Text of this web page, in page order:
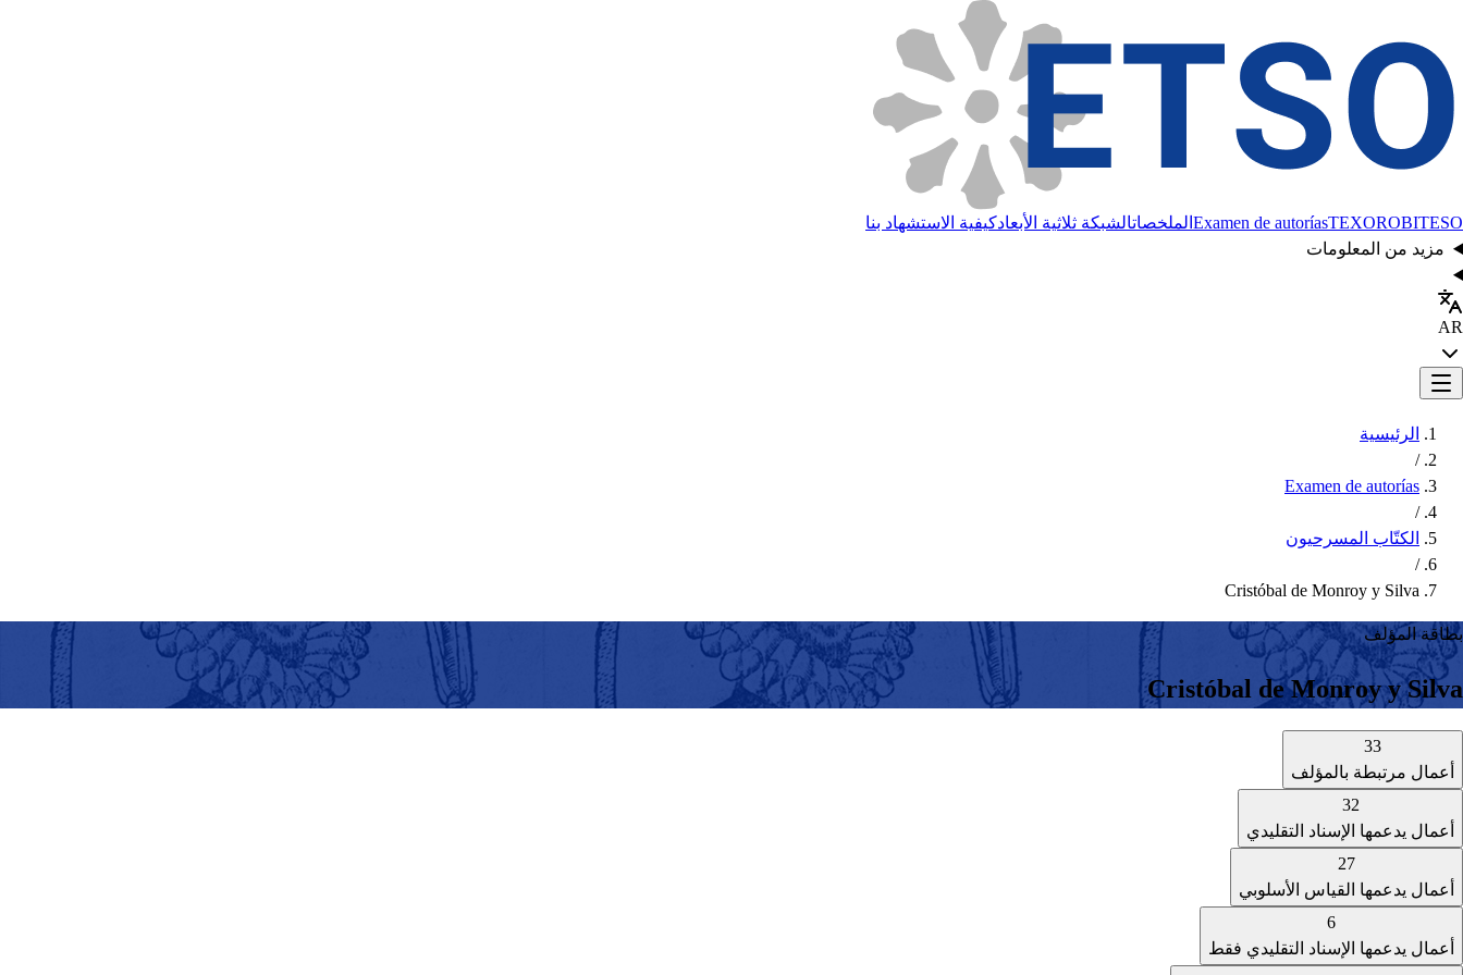
Examen de autoríasTEXOROBITESO الملخصاتالشبكة ثلاثية الأبعادكيفية الاستشهاد بنا
مزيد من المعلومات
AR
الرئيسية
/
Examen de autorías
/
الكتّاب المسرحيون
/
Cristóbal de Monroy y Silva
بطاقة المؤلف
Cristóbal de Monroy y Silva
33
أعمال مرتبطة بالمؤلف
32
أعمال يدعمها الإسناد التقليدي
27
أعمال يدعمها القياس الأسلوبي
6
أعمال يدعمها الإسناد التقليدي فقط